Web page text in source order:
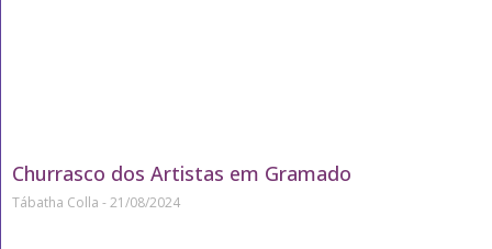
Churrasco dos Artistas em Gramado
Tábatha Colla 21/08/2024